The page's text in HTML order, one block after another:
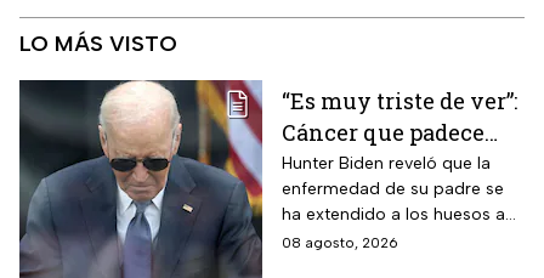
LO MÁS VISTO
“Es muy triste de ver”:
Cáncer que padece
Joe Biden se propaga
y causa metástasis
Hunter Biden reveló que la
enfermedad de su padre se
ha extendido a los huesos a
pesar del tratamiento.
08 agosto, 2026